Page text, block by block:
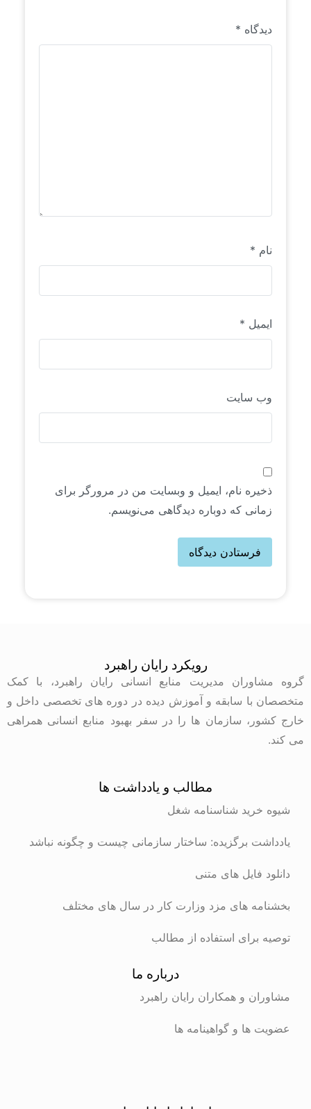
دیدگاه *
نام *
ایمیل *
وب‌ سایت
ذخیره نام، ایمیل و وبسایت من در مرورگر برای
زمانی که دوباره دیدگاهی می‌نویسم.
رویکرد رایان راهبرد
گروه مشاوران مدیریت منابع انسانی رایان راهبرد، با کمک
متخصصان با سابقه و آموزش دیده در دوره های تخصصی داخل و
خارج کشور، سازمان ها را در سفر بهبود منابع انسانی همراهی
می کند.
مطالب و یادداشت ها
شیوه خرید شناسنامه شغل
یادداشت برگزیده: ساختار سازمانی چیست و چگونه نباشد
دانلود فایل های متنی
بخشنامه های مزد وزارت کار در سال های مختلف
توصیه برای استفاده از مطالب
درباره ما
مشاوران و همکاران رایان راهبرد
عضویت ها و گواهینامه ها